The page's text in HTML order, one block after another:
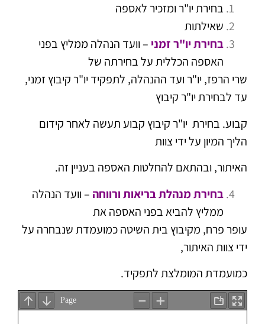
בחירת יו"ר ומזכיר לאספה
שאילתות
בחירת יו"ר זמני – וועד הנהלה ממליץ בפני
האספה הכללית על בחירתה של
שרי הרפז, יו"ר ועד ההנהלה, לתפקיד יו"ר קיבוץ זמני,
עד לבחירת יו"ר קיבוץ
קבוע. בחירת יו"ר קיבוץ קבוע תעשה לאחר קידום
הליך המיון על ידי צוות
האיתור, ובהתאם להחלטות האספה בעניין זה.
בחירת מנהלת בריאות ורווחה – וועד הנהלה
ממליץ להביא בפני האספה את
עופר פרח, מקיבוץ בית השיטה כמועמדת שנבחרה על
ידי צוות האיתור,
כמועמדת המומלצת לתפקיד.